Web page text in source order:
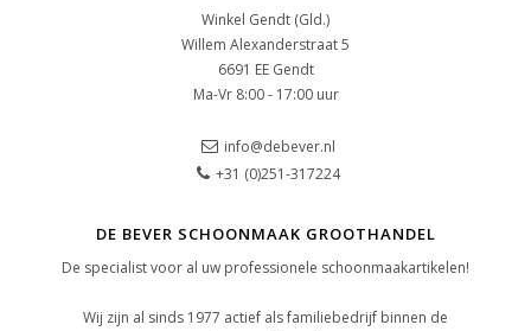
Winkel Gendt (Gld.)
Willem Alexanderstraat 5
6691 EE Gendt
Ma-Vr 8:00 - 17:00 uur
info@debever.nl
+31 (0)251-317224
DE BEVER SCHOONMAAK GROOTHANDEL
De specialist voor al uw professionele schoonmaakartikelen!
Wij zijn al sinds 1977 actief als familiebedrijf binnen de